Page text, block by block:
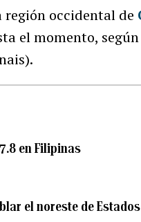
región occidental de
el momento,
en Filipinas
el noreste de